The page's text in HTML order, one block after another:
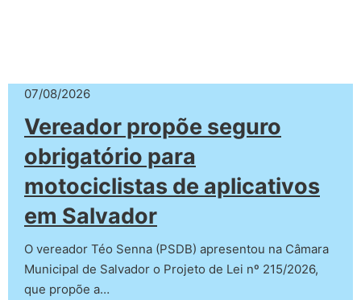
07/08/2026
Vereador propõe seguro
obrigatório para
motociclistas de aplicativos
em Salvador
O vereador Téo Senna (PSDB) apresentou na Câmara
Municipal de Salvador o Projeto de Lei nº 215/2026,
que propõe a…